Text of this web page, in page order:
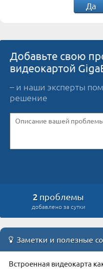
Да
Добавьте свою
видеокартой
– и наши эксперты
решение
2 проблемы
добавлено за сутки
Заметки и полезные
Встроенная видеокарта